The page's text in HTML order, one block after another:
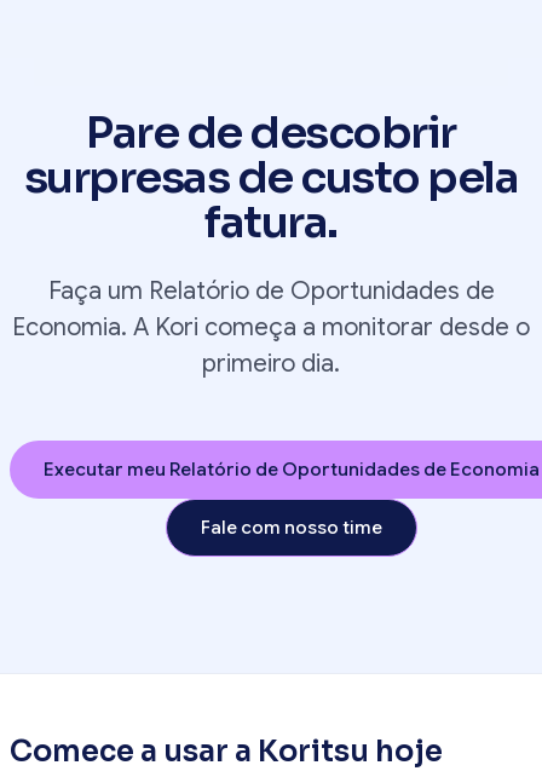
Pare de descobrir
surpresas de custo pela
fatura.
Faça um Relatório de Oportunidades de
Economia. A Kori começa a monitorar desde o
primeiro dia.
Executar meu Relatório de Oportunidades de Economia
Fale com nosso time
Comece a usar a Koritsu hoje